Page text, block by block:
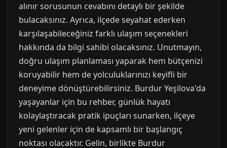
alınır sorusunun cevabını detaylı bir şekilde
bulacaksınız. Ayrıca, ilçede seyahat ederken
karşılaşabileceğiniz farklı ulaşım seçenekleri
hakkında da bilgi sahibi olacaksınız. Unutmayın,
doğru ulaşım planlaması yaparak hem bütçenizi
koruyabilir hem de yolculuklarınızı keyifli bir
deneyime dönüştürebilirsiniz. Burdur Yeşilova'da
yaşayanlar için bu rehber, günlük hayatı
kolaylaştıracak pratik ipuçları sunarken, ilçeye
yeni gelenler için de kapsamlı bir başlangıç
noktası olacaktır. Gelin, birlikte Burdur